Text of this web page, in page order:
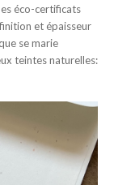
éco-certificats
et épaisseur
se marie
teintes naturelles: